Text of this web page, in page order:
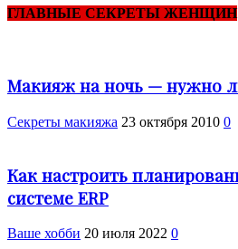
ГЛАВНЫЕ СЕКРЕТЫ ЖЕНЩИН
Макияж на ночь — нужно
Секреты макияжа 23 октября 2010 0
Как настроить
системе ERP
Ваше хобби 20 июля 2022 0